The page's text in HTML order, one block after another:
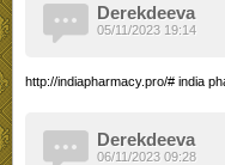
Derekdeeva
http://indiapharmacy.pro/# india
05/11/2023 19:14
Derekdeeva
06/11/2023 09:28